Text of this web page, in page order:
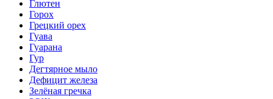
Глютен
Горох
Грецкий орех
Гуава
Гуарана
Гур
Дегтярное мыло
Дефицит железа
Зелёная гречка